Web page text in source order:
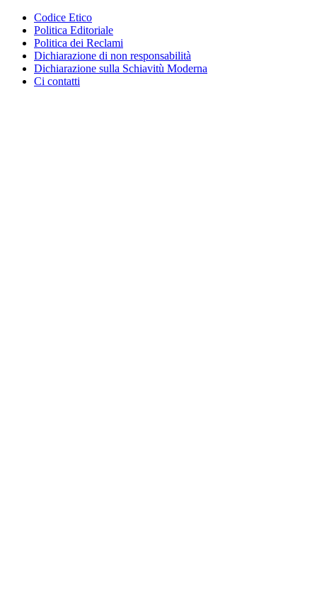
Codice Etico
Politica Editoriale
Politica dei Reclami
Dichiarazione di non responsabilità
Dichiarazione sulla Schiavitù Moderna
Ci contatti